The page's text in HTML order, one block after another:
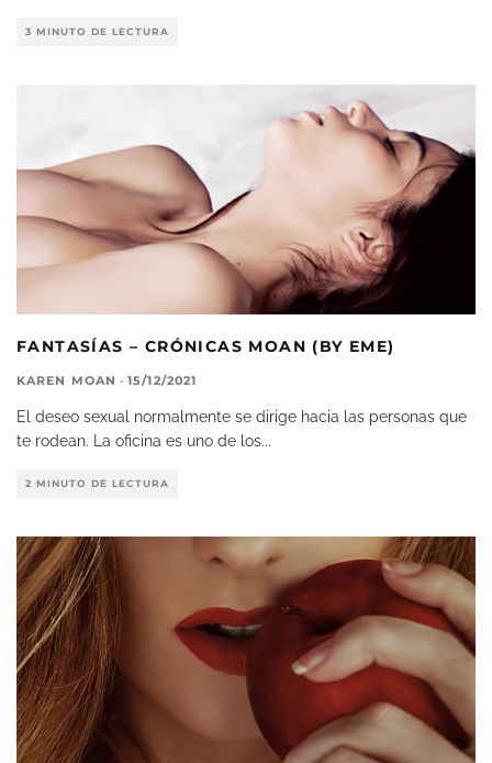
3 MINUTO DE LECTURA
FANTASÍAS – CRÓNICAS MOAN (BY EME)
KAREN MOAN · 15/12/2021
El deseo sexual normalmente se dirige hacia las personas que
te rodean. La oficina es uno de los...
2 MINUTO DE LECTURA